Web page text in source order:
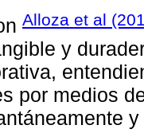
Alloza et al
y
por medios